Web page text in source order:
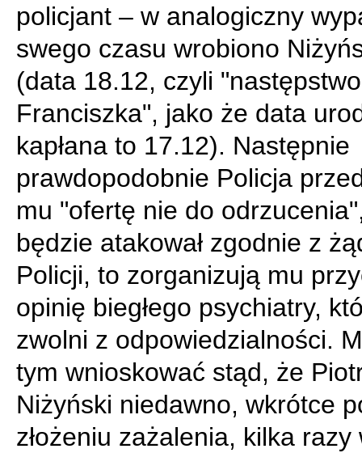
policjant – w analogiczny
swego czasu wrobiono
(data 18.12, czyli
Franciszka", jako że data
kapłana to 17.12). Następnie
prawdopodobnie Policja
mu "ofertę nie do
będzie atakował zgodnie z
Policji, to zorganizują mu
opinię biegłego psychiatry,
zwolni z odpowiedzialności.
tym wnioskować stąd, że
Niżyński niedawno, wkrótce
złożeniu zażalenia, kilka razy